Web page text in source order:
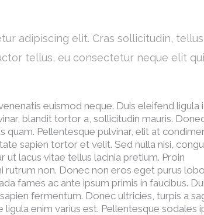
adipiscing elit. Cras sollicitudin,
tellus, eu consectetur neque elit
euismod neque. Duis eleifend ligula
blandit tortor a, sollicitudin mauris.
quam. Pellentesque pulvinar, elit at
sapien tortor et velit. Sed nulla nisi,
ut lacus vitae tellus lacinia pretium. Proin
rutrum non. Donec non eros eget purus
fames ac ante ipsum primis in faucibus.
fermentum. Donec ultricies, turpis a
enim varius est. Pellentesque sodales